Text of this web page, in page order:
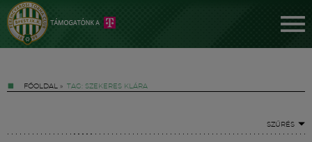
FŐOLDAL » TAG: SZEKERES KLÁRA
SZŰRÉS